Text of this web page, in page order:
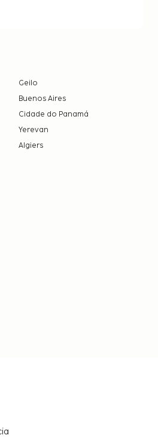
Geilo
Buenos Aires
Cidade do Panamá
Yerevan
Algiers